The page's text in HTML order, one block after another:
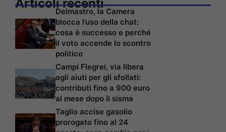
Articoli recenti
Delmastro, la Camera
blocca l’uso della chat:
cosa è successo e perché
il voto accende lo scontro
politico
Campi Flegrei, via libera
agli aiuti per gli sfollati:
contributi fino a 900 euro
al mese dopo il sisma
Taglio accise gasolio
prorogato fino al 24